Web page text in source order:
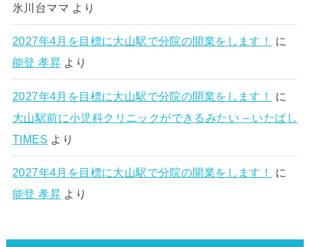
氷川台ママ より
2027年4月を目標に大山駅で分院の開業をします！
に
能登 孝昇より
2027年4月を目標に大山駅で分院の開業をします！
に
大山駅前に小児科クリニックができるみたい – いたばし
TIMES より
2027年4月を目標に大山駅で分院の開業をします！
に
能登 孝昇より